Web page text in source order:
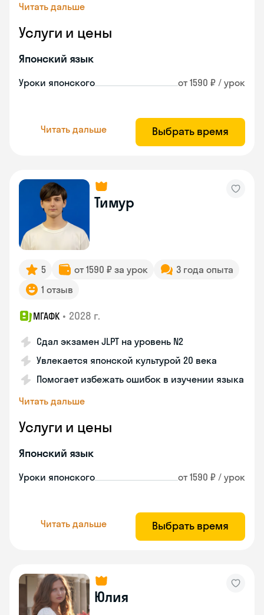
Читать дальше
Услуги и цены
Японский язык
Уроки японского от 1590 ₽ / урок
Читать дальше Выбрать время
Тимур
5 от 1590 ₽ за урок
3 года опыта
1 отзыв
МГАФК • 2028 г.
Сдал экзамен JLPT на уровень N2
Увлекается японской культурой 20 века
Помогает избежать ошибок в изучении языка
Читать дальше
Услуги и цены
Японский язык
Уроки японского от 1590 ₽ / урок
Читать дальше Выбрать время
Юлия